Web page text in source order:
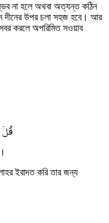
না হলে অথবা অত্যন্ত কঠিন
দীনের উপর চলা সহজ হবে। আর
করলে অপরিমিত সওয়াব
قُلۡ
ইবাদত করি তার জন্য